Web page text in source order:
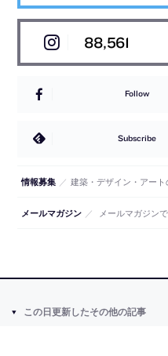
88,561
Follow
Subscribe
情報募集 ／ 建築・デザイン・アート
メールマガジン ／ メールマガジン
この日更新したその他の記事